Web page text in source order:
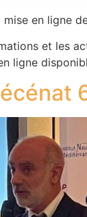
en ligne
et les
ligne